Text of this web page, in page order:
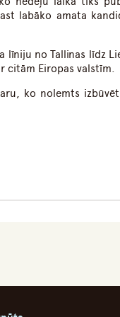
labāko amata
līniju no Tallinas līdz
citām Eiropas valstīm.
ko nolemts